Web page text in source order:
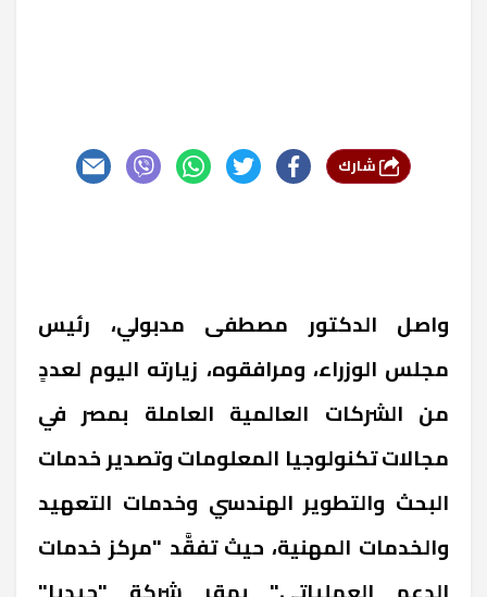
واصل الدكتور مصطفى مدبولي، رئيس
مجلس الوزراء، ومرافقوه، زيارته اليوم لعددٍ
من الشركات العالمية العاملة بمصر في
مجالات تكنولوجيا المعلومات وتصدير خدمات
البحث والتطوير الهندسي وخدمات التعهيد
والخدمات المهنية، حيث تفقَّد "مركز خدمات